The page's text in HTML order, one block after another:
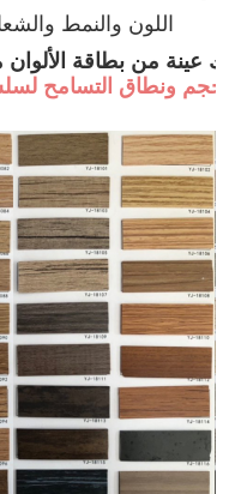
اللون والنمط
عينة من بطاقة الألوان
ونطاق التسامح